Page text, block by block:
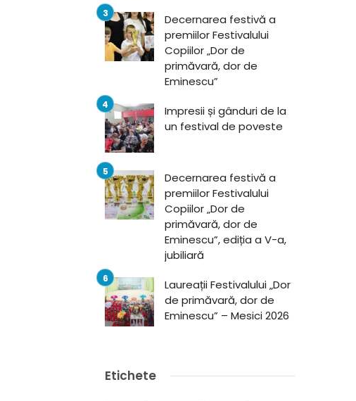
Decernarea festivă a
premiilor Festivalului
Copiilor „Dor de
primăvară, dor de
Eminescu”
Impresii și gânduri de la
un festival de poveste
Decernarea festivă a
premiilor Festivalului
Copiilor „Dor de
primăvară, dor de
Eminescu”, ediția a V-a,
jubiliară
Laureații Festivalului „Dor
de primăvară, dor de
Eminescu” – Mesici 2026
Etichete